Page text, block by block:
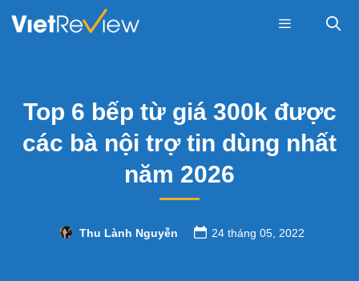
Top 6 bếp từ giá 300k được
các bà nội trợ tin dùng nhất
năm 2026
Thu Lành Nguyễn 24 tháng 05, 2022